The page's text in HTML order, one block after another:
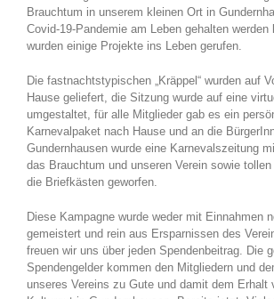
Brauchtum in unserem kleinen Ort in
Covid-19-Pandemie am Leben gehalten werden
wurden einige Projekte ins Leben gerufen.
Die fastnachtstypischen „Kräppel“ wurden auf
Hause geliefert, die Sitzung wurde auf eine
umgestaltet, für alle Mitglieder gab es ein
Karnevalpaket nach Hause und an die
Gundernhausen wurde eine Karnevalszeitung
das Brauchtum und unseren Verein sowie
die Briefkästen geworfen.
Diese Kampagne wurde weder mit Einnahmen
gemeistert und rein aus Ersparnissen des
freuen wir uns über jeden Spendenbeitrag. Die
Spendengelder kommen den Mitgliedern und
unseres Vereins zu Gute und damit dem Erhalt